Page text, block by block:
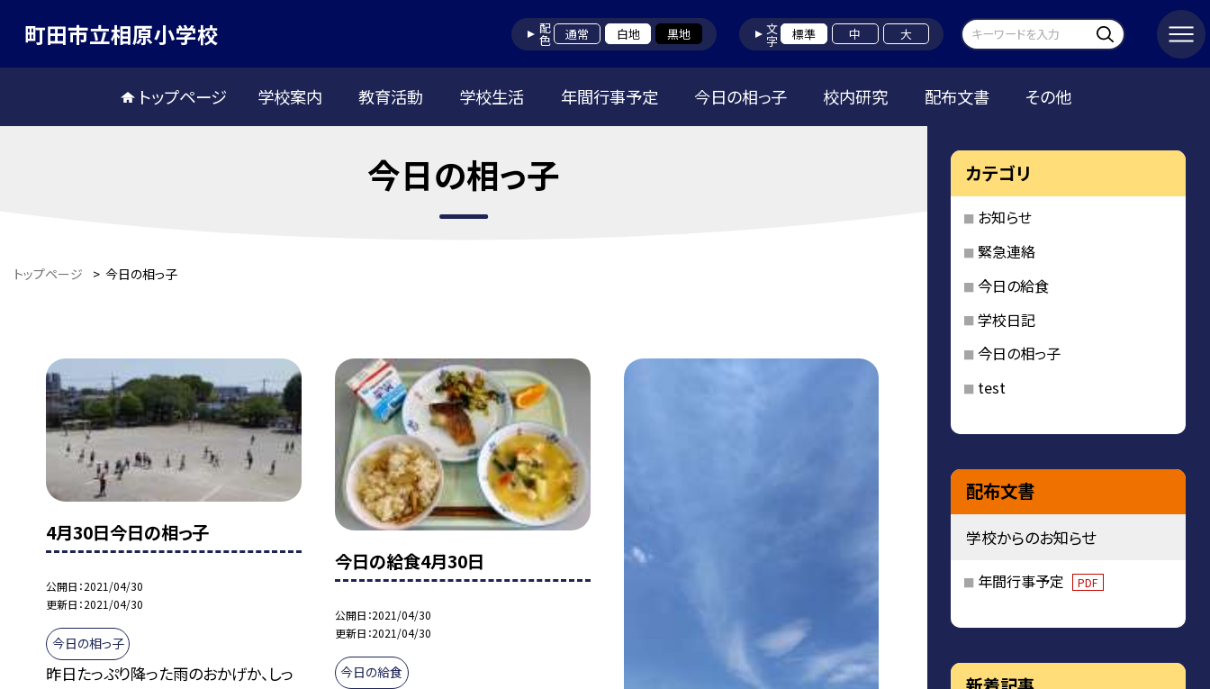
町田市立相原小学校 配色 通常 白地 黒地 文字 標準 中 大
トップページ 学校案内 教育活動 学校生活 年間行事予定 今日の相っ子 校内研究 配布文書 その他
今日の相っ子
トップページ > 今日の相っ子
4月30日今日の相っ子
公開日 2021/04/30
更新日 2021/04/30
今日の相っ子
昨日たっぷり降った雨のおかげか、しっ
今日の給食4月30日
公開日 2021/04/30
更新日 2021/04/30
今日の給食
カテゴリ
お知らせ
緊急連絡
今日の給食
学校日記
今日の相っ子
test
配布文書
学校からのお知らせ
年間行事予定 PDF